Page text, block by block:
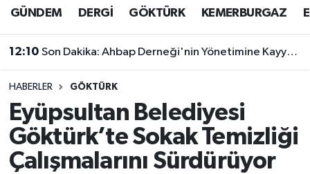
GÜNDEM DERGİ GÖKTÜRK KEMERBURGAZ
12:10 Son Dakika: Ahbap Derneği'nin Yönetimine Kayyum Atandı
HABERLER GÖKTÜRK
Eyüpsultan Belediyesi
Göktürk’te Sokak Temizliği
Çalışmalarını Sürdürüyor
BİLİM
DERGİ
DÜNYA
EĞİTİM
EKONOMİ
Eyüpsultan Trafik Yoğunluk Haritası
Süper Lig Puan Durumu ve Fikstür
Tüm Manşetler
Son Dakika Haberleri
Haber Arşivi